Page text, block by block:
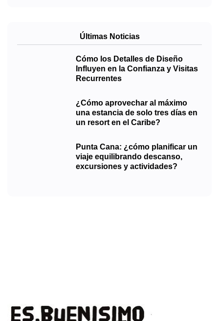
Últimas Noticias
Cómo los Detalles de Diseño
Influyen en la Confianza y Visitas
Recurrentes
¿Cómo aprovechar al máximo
una estancia de solo tres días en
un resort en el Caribe?
Punta Cana: ¿cómo planificar un
viaje equilibrando descanso,
excursiones y actividades?